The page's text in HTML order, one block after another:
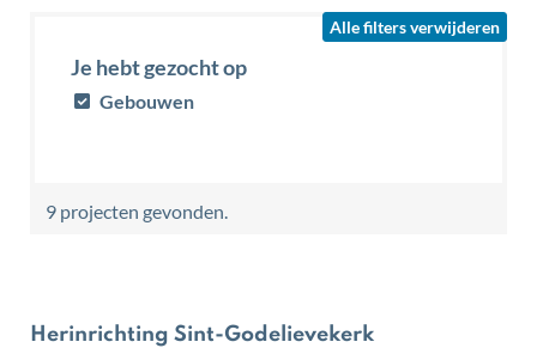
Je hebt gezocht op
Gebouwen
Alle filters verwijderen
9 projecten gevonden.
Herinrichting Sint-Godelievekerk